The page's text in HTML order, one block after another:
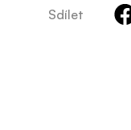
Sdílet